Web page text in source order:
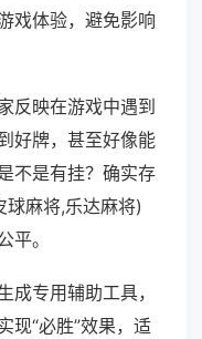
戏体验，避免影响
反映在游戏中遇到
好牌，甚至好像能
不是有挂？确实存
麻将,乐达麻将)
平。
成专用辅助工具，
现“必胜”效果，适